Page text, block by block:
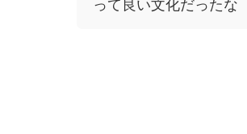
って良い文化だったな